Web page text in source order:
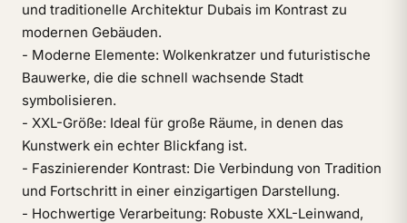
und traditionelle Architektur Dubais im Kontrast zu
modernen Gebäuden.
- Moderne Elemente: Wolkenkratzer und futuristische
Bauwerke, die die schnell wachsende Stadt
symbolisieren.
- XXL-Größe: Ideal für große Räume, in denen das
Kunstwerk ein echter Blickfang ist.
- Faszinierender Kontrast: Die Verbindung von Tradition
und Fortschritt in einer einzigartigen Darstellung.
- Hochwertige Verarbeitung: Robuste XXL-Leinwand,